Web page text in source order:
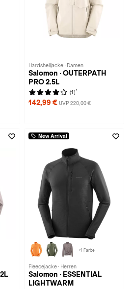
Hardshelljacke · Damen
Salomon · OUTERPATH
PRO 2.5L
(1) 1
142,99 € UVP 220,00 €
New Arrival
+1 Farbe
Fleecejacke · Herren
Salomon · ESSENTIAL
LIGHTWARM